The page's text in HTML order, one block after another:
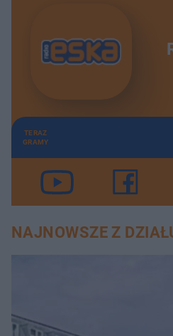
TERAZ
GRAMY
NAJNOWSZE Z